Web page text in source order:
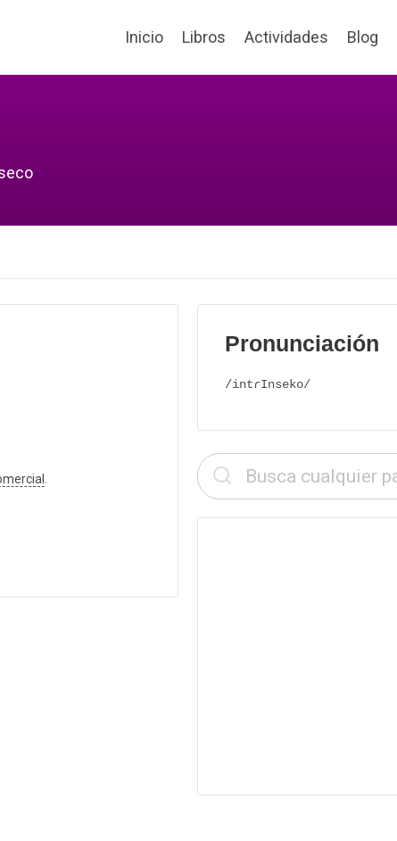
Inicio Libros Actividades Blog
.
Pronunciación
/intɾInseko/